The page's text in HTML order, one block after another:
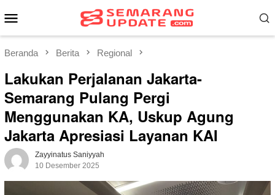
ke
Mobile
Beranda Berita Regional
Lakukan Perjalanan Jakarta-
Semarang Pulang Pergi
Menggunakan KA, Uskup Agung
Jakarta Apresiasi Layanan KAI
Zayyinatus Saniyyah
10 Desember 2025